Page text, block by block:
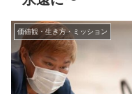
価値観・生き方・ミッション